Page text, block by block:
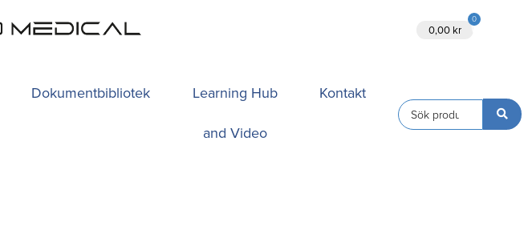
0,00 kr
0
Dokumentbibliotek
Learning Hub
and Video
Kontakt